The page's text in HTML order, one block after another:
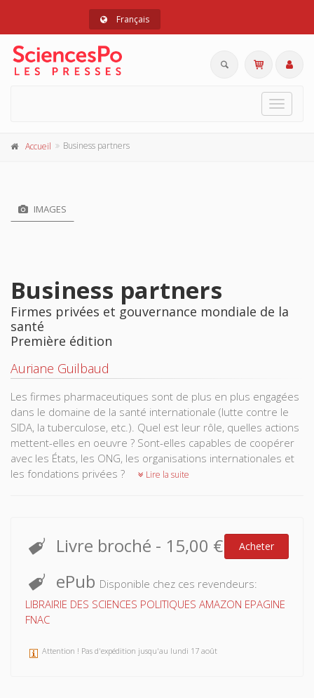
Français
Toggle
Accueil Business partners
IMAGES
Business partners
Firmes privées et gouvernance mondiale de la
santé
Première édition
Auriane Guilbaud
Les firmes pharmaceutiques sont de plus en plus engagées
dans le domaine de la santé internationale (lutte contre le
SIDA, la tuberculose, etc.). Quel est leur rôle, quelles actions
mettent-elles en oeuvre ? Sont-elles capables de coopérer
avec les États, les ONG, les organisations internationales et
les fondations privées ?
Lire la suite
Livre broché - 15,00 € Acheter
ePub Disponible chez ces revendeurs:
LIBRAIRIE DES SCIENCES POLITIQUES AMAZON EPAGINE
FNAC
Attention ! Pas d'expédition jusqu'au lundi 17 août